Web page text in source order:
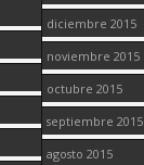
diciembre 2015
noviembre 2015
octubre 2015
septiembre 2015
agosto 2015